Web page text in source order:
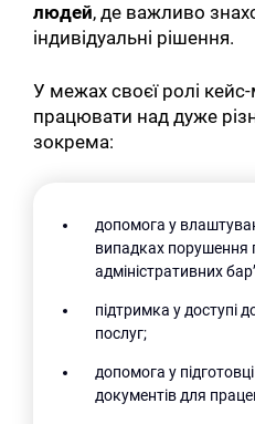
людей, де важливо
індивідуальні рішення.
У межах своєї ролі
працювати над дуже
зокрема:
допомога у
випадках порушення
адміністративних
підтримка у доступі
послуг;
допомога у
документів для